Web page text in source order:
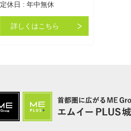
定休日 : 年中無休
詳しくはこちら